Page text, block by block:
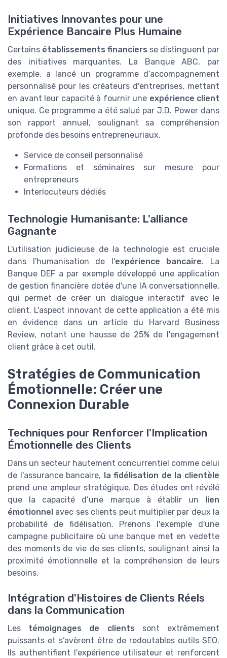
Initiatives Innovantes pour une
Expérience Bancaire Plus Humaine
Certains établissements financiers se distinguent par
des initiatives marquantes. La Banque ABC, par
exemple, a lancé un programme d’accompagnement
personnalisé pour les créateurs d'entreprises, mettant
en avant leur capacité à fournir une expérience client
unique. Ce programme a été salué par J.D. Power dans
son rapport annuel, soulignant sa compréhension
profonde des besoins entrepreneuriaux.
Service de conseil personnalisé
Formations et séminaires sur mesure pour
entrepreneurs
Interlocuteurs dédiés
Technologie Humanisante: L'alliance
Gagnante
L'utilisation judicieuse de la technologie est cruciale
dans l'humanisation de l'expérience bancaire. La
Banque DEF a par exemple développé une application
de gestion financière dotée d'une IA conversationnelle,
qui permet de créer un dialogue interactif avec le
client. L'aspect innovant de cette application a été mis
en évidence dans un article du Harvard Business
Review, notant une hausse de 25% de l'engagement
client grâce à cet outil.
Stratégies de Communication
Émotionnelle: Créer une
Connexion Durable
Techniques pour Renforcer l'Implication
Émotionnelle des Clients
Dans un secteur hautement concurrentiel comme celui
de l'assurance bancaire,
la fidélisation de la clientèle
prend une ampleur stratégique. Des études ont révélé
que la capacité d’une marque à établir un
lien
émotionnel avec ses clients peut multiplier par deux la
probabilité de fidélisation. Prenons l'exemple d'une
campagne publicitaire où une banque met en vedette
des moments de vie de ses clients, soulignant ainsi la
proximité émotionnelle et la compréhension de leurs
besoins.
Intégration d'Histoires de Clients Réels
dans la Communication
Les témoignages de clients sont extrêmement
puissants et s’avèrent être de redoutables outils SEO.
Ils authentifient l'expérience utilisateur et renforcent